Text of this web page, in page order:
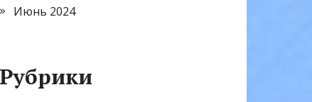
Июнь 2024
Рубрики